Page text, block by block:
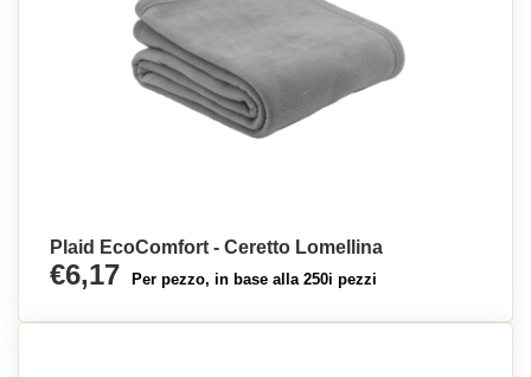
Plaid EcoComfort - Ceretto Lomellina
€6,17 Per pezzo, in base alla 250i pezzi